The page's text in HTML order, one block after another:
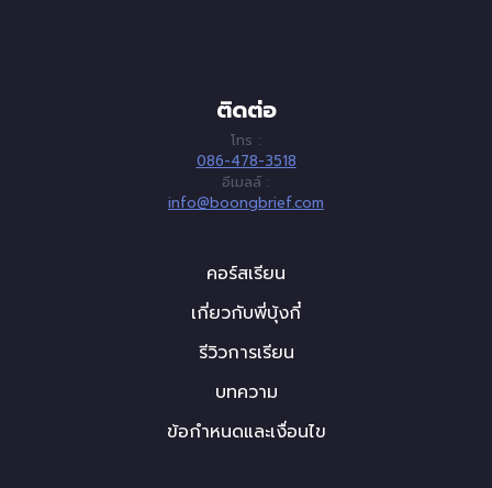
ติดต่อ
โทร :
086-478-3518
อีเมลล์ :
info@boongbrief.com
คอร์สเรียน
เกี่ยวกับพี่บุ้งกี๋
รีวิวการเรียน
บทความ
ข้อกำหนดและเงื่อนไข